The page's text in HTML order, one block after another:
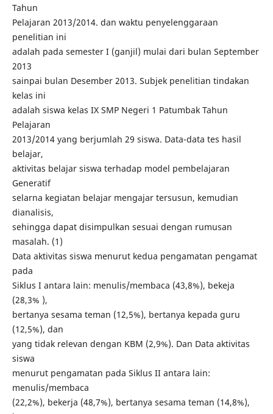
Tahun
Pelajaran 2013/2014. dan waktu penyelenggaraan
penelitian ini
adalah pada semester I (ganjil) mulai dari bulan September
2013
sainpai bulan Desember 2013. Subjek penelitian tindakan
kelas ini
adalah siswa kelas IX SMP Negeri 1 Patumbak Tahun
Pelajaran
2013/2014 yang berjumlah 29 siswa. Data-data tes hasil
belajar,
aktivitas belajar siswa terhadap model pembelajaran
Generatif
selarna kegiatan belajar mengajar tersusun, kemudian
dianalisis,
sehingga dapat disimpulkan sesuai dengan rumusan
masalah. (1)
Data aktivitas siswa menurut kedua pengamatan pengamat
pada
Siklus I antara lain: menulis/membaca (43,8%), bekeja
(28,3% ),
bertanya sesama teman (12,5%), bertanya kepada guru
(12,5%), dan
yang tidak relevan dengan KBM (2,9%). Dan Data aktivitas
siswa
menurut pengamatan pada Siklus II antara lain:
menulis/membaca
(22,2%), bekerja (48,7%), bertanya sesama teman (14,8%),